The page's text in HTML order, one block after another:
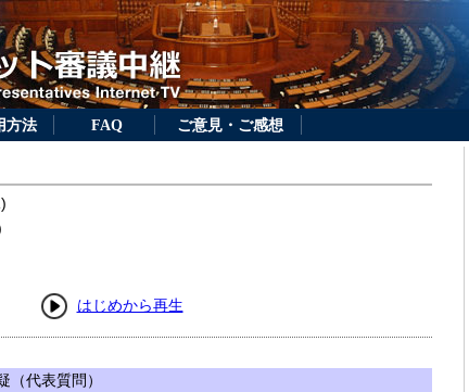
方法 FAQ ご意見・ご感想
はじめから再生
（代表質問）